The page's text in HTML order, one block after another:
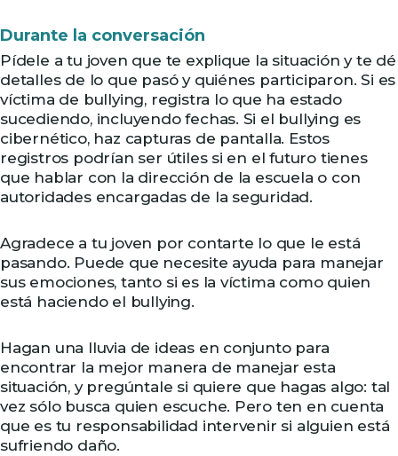
Durante la conversación
Pídele a tu joven que te explique la situación y te dé
detalles de lo que pasó y quiénes participaron. Si es
víctima de bullying, registra lo que ha estado
sucediendo, incluyendo fechas. Si el bullying es
cibernético, haz capturas de pantalla. Estos
registros podrían ser útiles si en el futuro tienes
que hablar con la dirección de la escuela o con
autoridades encargadas de la seguridad.
Agradece a tu joven por contarte lo que le está
pasando. Puede que necesite ayuda para manejar
sus emociones, tanto si es la víctima como quien
está haciendo el bullying.
Hagan una lluvia de ideas en conjunto para
encontrar la mejor manera de manejar esta
situación, y pregúntale si quiere que hagas algo: tal
vez sólo busca quien escuche. Pero ten en cuenta
que es tu responsabilidad intervenir si alguien está
sufriendo daño.